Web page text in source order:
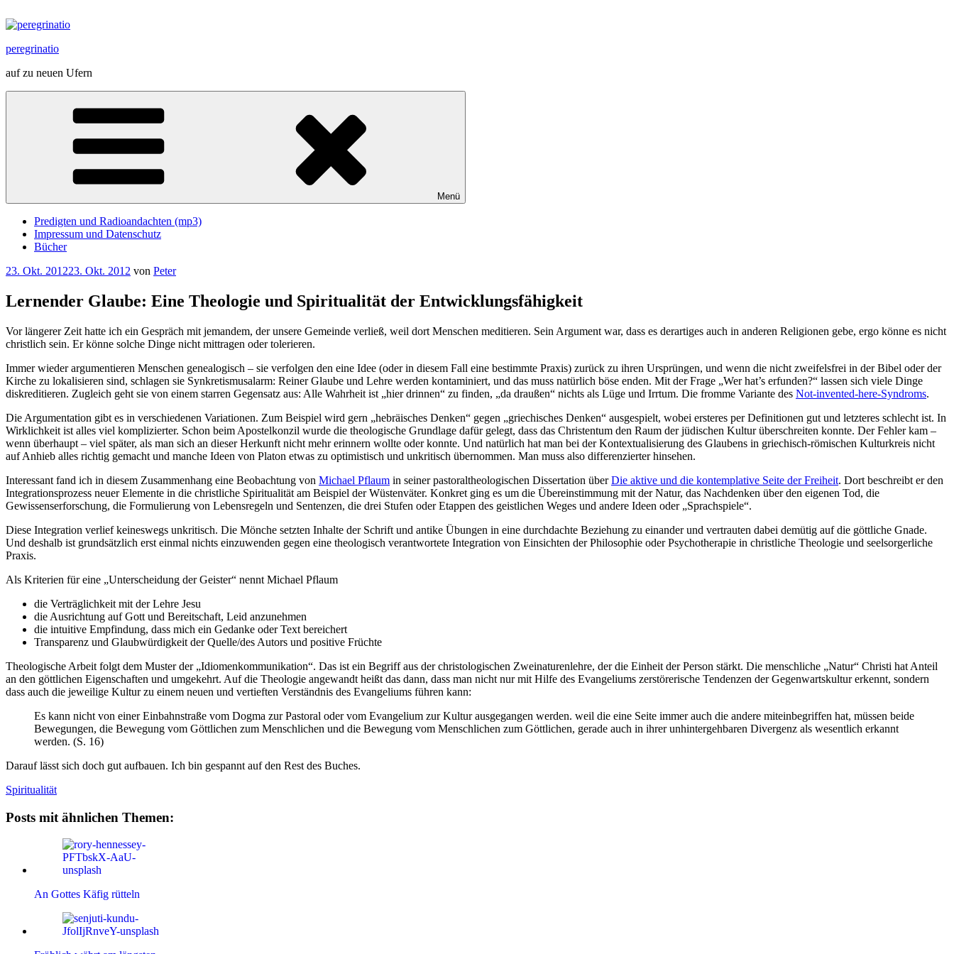
Inhalt
peregrinatio
auf zu neuen Ufern
Menü
Predigten und Radioandachten (mp3)
Impressum und Datenschutz
Bücher
Veröffentlicht
23. Okt. 201223. Okt. 2012 von Peter
Lernender Glaube: Eine Theologie und Spiritualität der Entwicklungsfähigkeit
Vor längerer Zeit hatte ich ein Gespräch mit jemandem, der unsere Gemeinde verließ, weil dort Menschen meditieren. Sein Argument war, dass es derartiges auch in anderen Religionen gebe, ergo könne es nicht
christlich sein. Er könne solche Dinge nicht mittragen oder tolerieren.
Immer wieder argumentieren Menschen genealogisch – sie verfolgen den eine Idee (oder in diesem Fall eine bestimmte Praxis) zurück zu ihren Ursprüngen, und wenn die nicht zweifelsfrei in der Bibel oder der
Kirche zu lokalisieren sind, schlagen sie Synkretismusalarm: Reiner Glaube und Lehre werden kontaminiert, und das muss natürlich böse enden. Mit der Frage „Wer hat’s erfunden?“ lassen sich viele Dinge
diskreditieren. Zugleich geht sie von einem starren Gegensatz aus: Alle Wahrheit ist „hier drinnen“ zu finden, „da draußen“ nichts als Lüge und Irrtum. Die fromme Variante des Not-invented-here-Syndroms.
Die Argumentation gibt es in verschiedenen Variationen. Zum Beispiel wird gern „hebräisches Denken“ gegen „griechisches Denken“ ausgespielt, wobei ersteres per Definitionen gut und letzteres schlecht ist. In
Wirklichkeit ist alles viel komplizierter. Schon beim Apostelkonzil wurde die theologische Grundlage dafür gelegt, dass das Christentum den Raum der jüdischen Kultur überschreiten konnte. Der Fehler kam –
wenn überhaupt – viel später, als man sich an dieser Herkunft nicht mehr erinnern wollte oder konnte. Und natürlich hat man bei der Kontextualisierung des Glaubens in griechisch-römischen Kulturkreis nicht
auf Anhieb alles richtig gemacht und manche Ideen von Platon etwas zu optimistisch und unkritisch übernommen. Man muss also differenzierter hinsehen.
Interessant fand ich in diesem Zusammenhang eine Beobachtung von Michael Pflaum in seiner pastoraltheologischen Dissertation überDie aktive und die kontemplative Seite der Freiheit. Dort beschreibt er den
Integrationsprozess neuer Elemente in die christliche Spiritualität am Beispiel der Wüstenväter. Konkret ging es um die Übereinstimmung mit der Natur, das Nachdenken über den eigenen Tod, die
Gewissenserforschung, die Formulierung von Lebensregeln und Sentenzen, die drei Stufen oder Etappen des geistlichen Weges und andere Ideen oder „Sprachspiele“.
Diese Integration verlief keineswegs unkritisch. Die Mönche setzten Inhalte der Schrift und antike Übungen in eine durchdachte Beziehung zu einander und vertrauten dabei demütig auf die göttliche Gnade.
Und deshalb ist grundsätzlich erst einmal nichts einzuwenden gegen eine theologisch verantwortete Integration von Einsichten der Philosophie oder Psychotherapie in christliche Theologie und seelsorgerliche
Praxis.
Als Kriterien für eine „Unterscheidung der Geister“ nennt Michael Pflaum
die Verträglichkeit mit der Lehre Jesu
die Ausrichtung auf Gott und Bereitschaft, Leid anzunehmen
die intuitive Empfindung, dass mich ein Gedanke oder Text bereichert
Transparenz und Glaubwürdigkeit der Quelle/des Autors und positive Früchte
Theologische Arbeit folgt dem Muster der „Idiomenkommunikation“. Das ist ein Begriff aus der christologischen Zweinaturenlehre, der die Einheit der Person stärkt. Die menschliche „Natur“ Christi hat Anteil
an den göttlichen Eigenschaften und umgekehrt. Auf die Theologie angewandt heißt das dann, dass man nicht nur mit Hilfe des Evangeliums zerstörerische Tendenzen der Gegenwartskultur erkennt, sondern
dass auch die jeweilige Kultur zu einem neuen und vertieften Verständnis des Evangeliums führen kann:
Es kann nicht von einer Einbahnstraße vom Dogma zur Pastoral oder vom Evangelium zur Kultur ausgegangen werden. weil die eine Seite immer auch die andere miteinbegriffen hat, müssen beide
Bewegungen, die Bewegung vom Göttlichen zum Menschlichen und die Bewegung vom Menschlichen zum Göttlichen, gerade auch in ihrer unhintergehbaren Divergenz als wesentlich erkannt
werden. (S. 16)
Darauf lässt sich doch gut aufbauen. Ich bin gespannt auf den Rest des Buches.
Spiritualität
Posts mit ähnlichen Themen:
An Gottes Käfig rütteln